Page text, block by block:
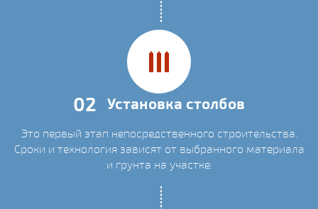
02 Установка столбов
Это первый этап непосредственного строительства.
Сроки и технология зависят от выбранного материала
и грунта на участке.